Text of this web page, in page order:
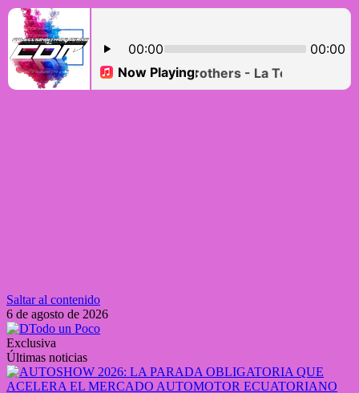
Saltar al contenido
6 de agosto de 2026
Exclusiva
Últimas noticias